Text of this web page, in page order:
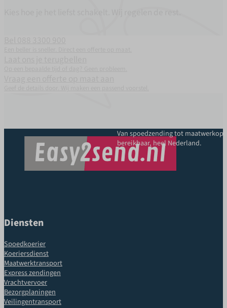
Van spoedzending tot
bereikbaar, heel Nederland.
Diensten
Spoedkoerier
Koeriersdienst
Maatwerktransport
Express zendingen
Vrachtvervoer
Bezorgplaningen
Veilingentransport